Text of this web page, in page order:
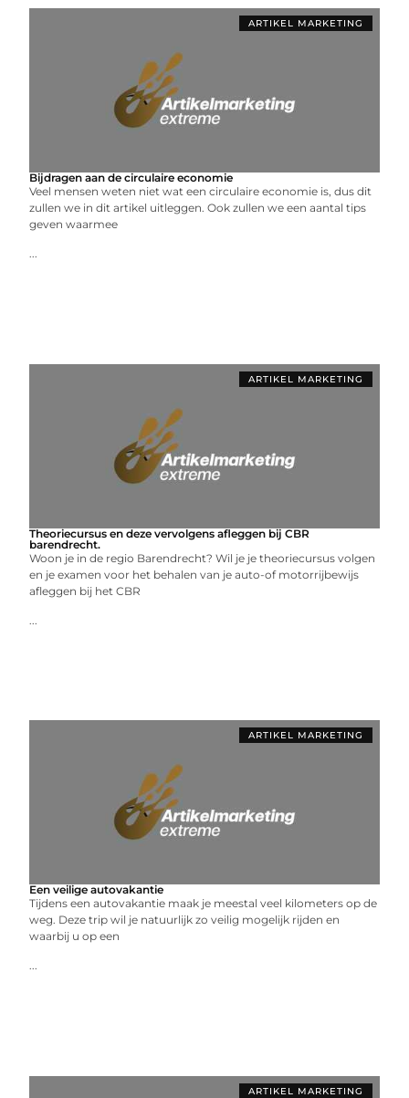
ARTIKEL MARKETING
Bijdragen aan de circulaire economie
Veel mensen weten niet wat een circulaire economie is, dus dit
zullen we in dit artikel uitleggen. Ook zullen we een aantal tips
geven waarmee
...
ARTIKEL MARKETING
Theoriecursus en deze vervolgens afleggen bij CBR
barendrecht.
Woon je in de regio Barendrecht? Wil je je theoriecursus volgen
en je examen voor het behalen van je auto-of motorrijbewijs
afleggen bij het CBR
...
ARTIKEL MARKETING
Een veilige autovakantie
Tijdens een autovakantie maak je meestal veel kilometers op de
weg. Deze trip wil je natuurlijk zo veilig mogelijk rijden en
waarbij u op een
...
ARTIKEL MARKETING